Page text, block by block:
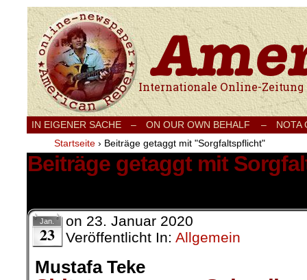
Internationale Onlinezeitung für Frieden,
IN EIGENER SACHE – ON OUR OWN BEHALF –
NOTA
Startseite › Beiträge getaggt mit "Sorgfaltspflicht"
Beiträge getaggt mit
Jan.
23
on 23. Januar 2020
Veröffentlicht In: Allgemein
Mustafa Teke